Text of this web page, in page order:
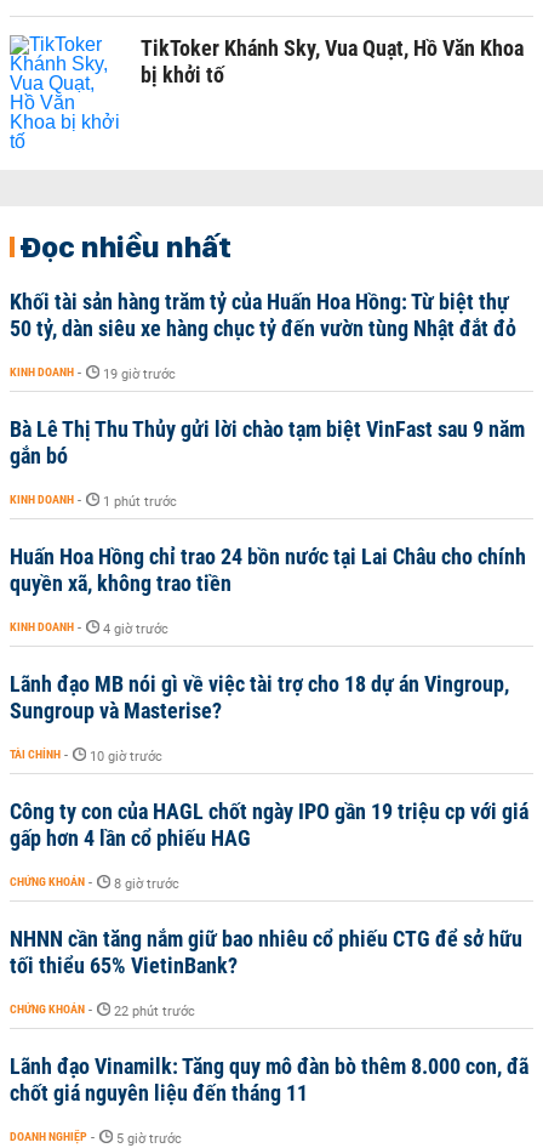
TikToker Khánh Sky, Vua Quạt, Hồ Văn Khoa
bị khởi tố
Đọc nhiều nhất
Khối tài sản hàng trăm tỷ của Huấn Hoa Hồng: Từ biệt thự
50 tỷ, dàn siêu xe hàng chục tỷ đến vườn tùng Nhật đắt đỏ
KINH DOANH - 19 giờ trước
Bà Lê Thị Thu Thủy gửi lời chào tạm biệt VinFast sau 9 năm
gắn bó
KINH DOANH - 1 phút trước
Huấn Hoa Hồng chỉ trao 24 bồn nước tại Lai Châu cho chính
quyền xã, không trao tiền
KINH DOANH - 4 giờ trước
Lãnh đạo MB nói gì về việc tài trợ cho 18 dự án Vingroup,
Sungroup và Masterise?
TÀI CHÍNH - 10 giờ trước
Công ty con của HAGL chốt ngày IPO gần 19 triệu cp với giá
gấp hơn 4 lần cổ phiếu HAG
CHỨNG KHOÁN - 8 giờ trước
NHNN cần tăng nắm giữ bao nhiêu cổ phiếu CTG để sở hữu
tối thiểu 65% VietinBank?
CHỨNG KHOÁN - 22 phút trước
Lãnh đạo Vinamilk: Tăng quy mô đàn bò thêm 8.000 con, đã
chốt giá nguyên liệu đến tháng 11
DOANH NGHIỆP - 5 giờ trước